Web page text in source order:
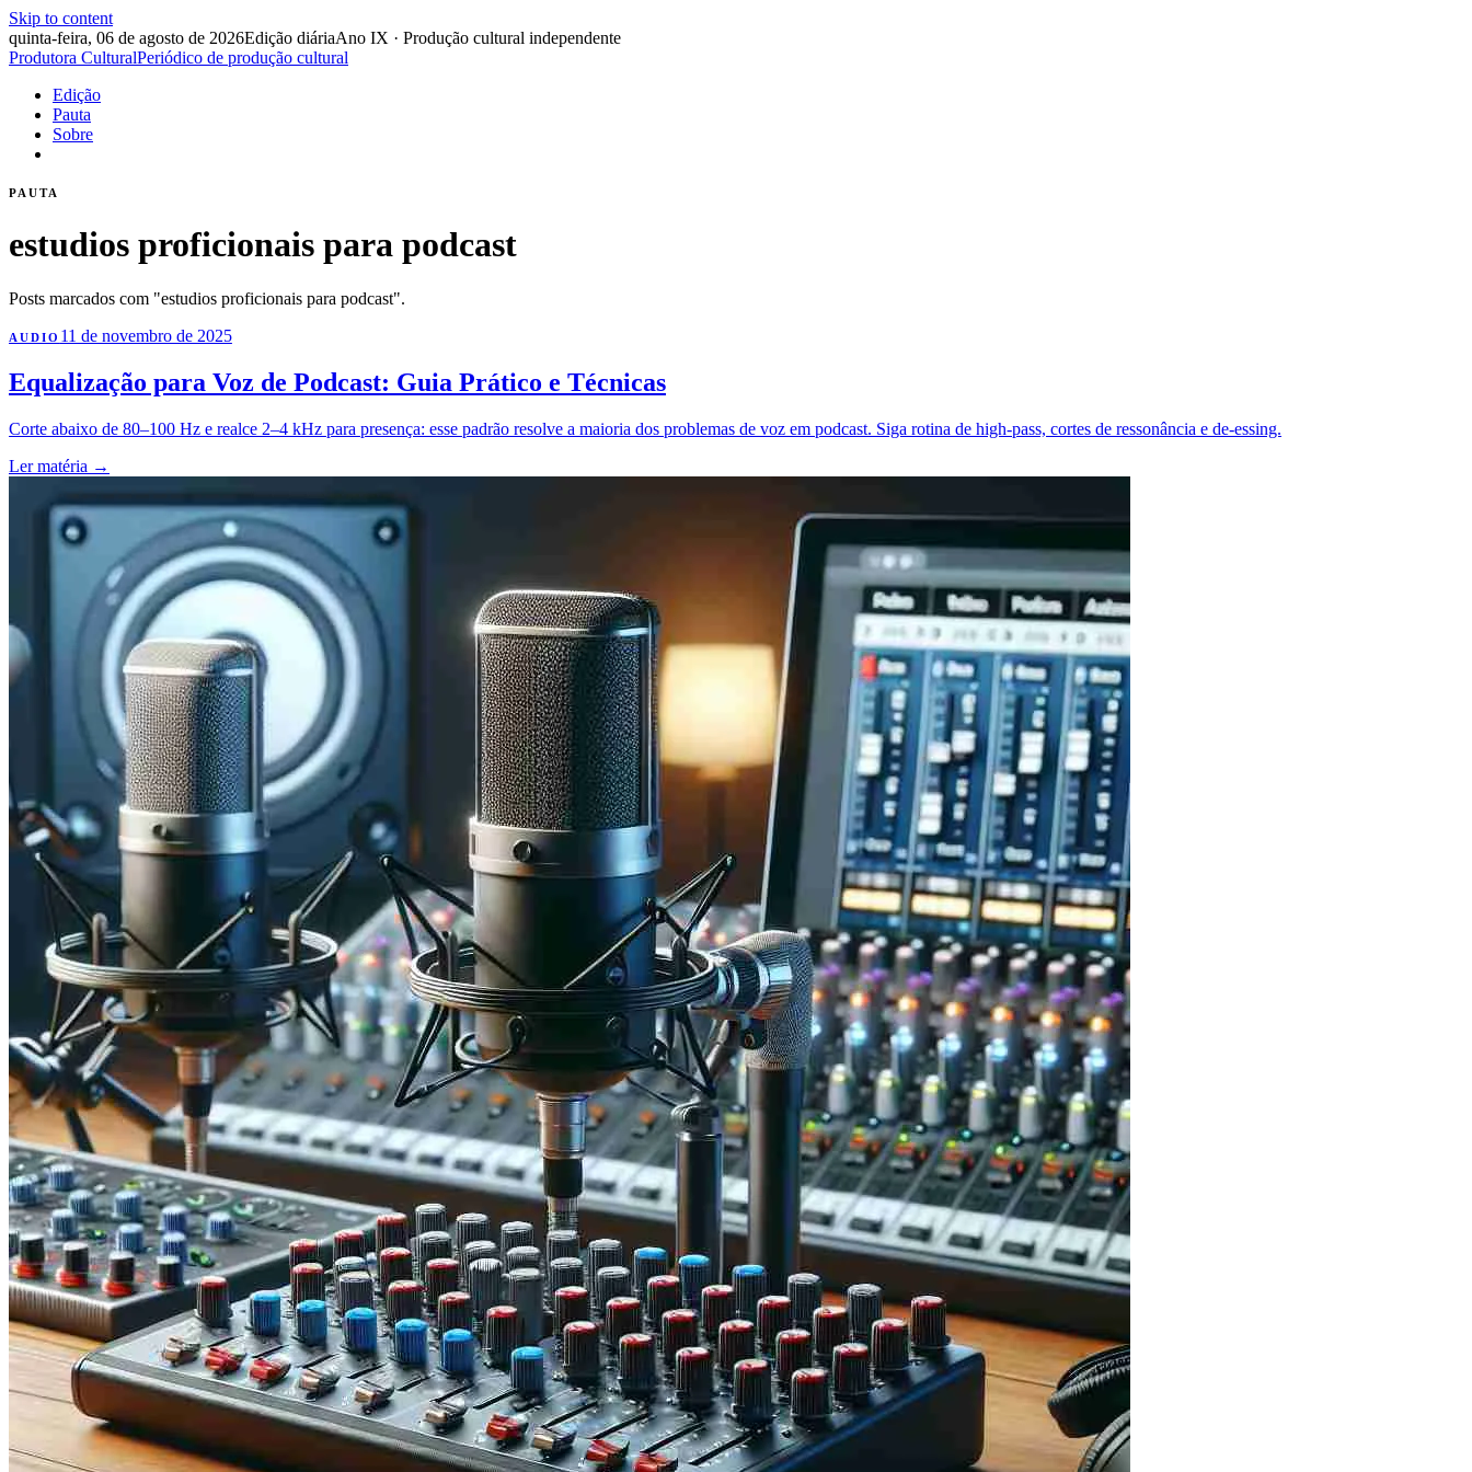
Skip to content
quinta-feira, 06 de agosto de 2026Edição diáriaAno IX · Produção cultural independente
Produtora CulturalPeriódico de produção cultural
Edição
Pauta
Sobre
PAUTA
estudios proficionais para podcast
Posts marcados com "estudios proficionais para podcast".
AUDIO 11 de novembro de 2025
Equalização para Voz de Podcast: Guia Prático e Técnicas
Corte abaixo de 80–100 Hz e realce 2–4 kHz para presença: esse padrão resolve a maioria dos problemas de voz em podcast. Siga rotina de high-pass, cortes de ressonância e de-essing.
Ler matéria →